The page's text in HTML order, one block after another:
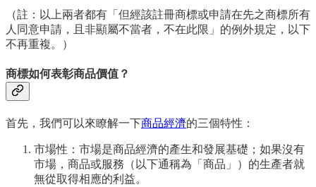
（註：以上兩者都有「但經該註冊商標或申請在先之商標所有
人同意申請，且非顯屬不當者，不在此限」的例外規定，以下
不再重複。）
商標如何表彰商品價值？
首先，我們可以來瞭解一下商品經濟的三個特性：
市場性：市場是商品經濟的產生和發展基礎；如果沒有
市場，商品或服務（以下通稱為「商品」）的生產者就
無從取得相應的利益。